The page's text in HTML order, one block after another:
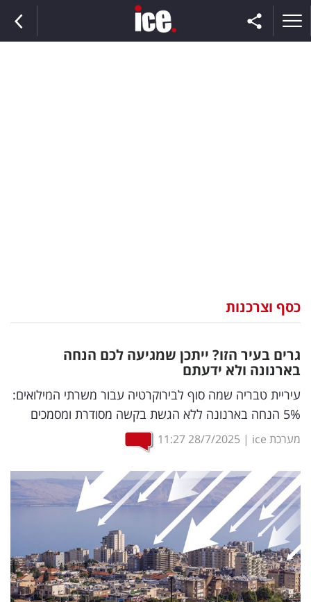
וצרכנות
דיגיטל
וטק
שיווק
ופרסום
משפט
מדדים
ומחקרים
דעות
רכילות
כסף וצרכנות
גרים בעיר הזו? ייתכן שמגיעה לכם הנחה
בארנונה ולא ידעתם
עיריית טבריה שמה סוף לבירוקרטיה עבור משרתי המילואים:
5% הנחה בארנונה ללא הגשת בקשה מסודרת ומסמכים
מערכת ice |
28/7/2025
11:27